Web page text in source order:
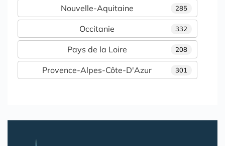
285
Nouvelle-Aquitaine
332
Occitanie
208
Pays de la Loire
301
Provence-Alpes-Côte-D'Azur